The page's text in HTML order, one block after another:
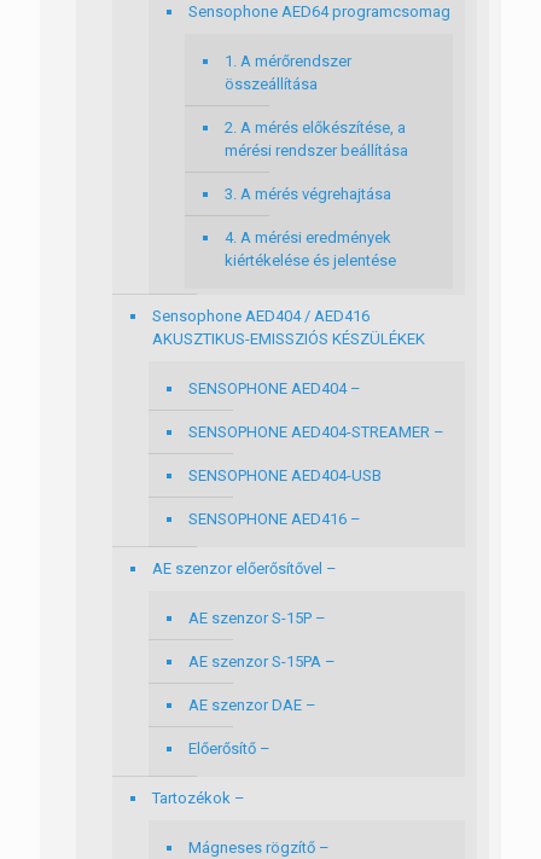
Sensophone AED64 programcsomag
1. A mérőrendszer
összeállítása
2. A mérés előkészítése, a
mérési rendszer beállítása
3. A mérés végrehajtása
4. A mérési eredmények
kiértékelése és jelentése
Sensophone AED404 / AED416
AKUSZTIKUS-EMISSZIÓS KÉSZÜLÉKEK
SENSOPHONE AED404 –
SENSOPHONE AED404-STREAMER –
SENSOPHONE AED404-USB
SENSOPHONE AED416 –
AE szenzor előerősítővel –
AE szenzor S-15P –
AE szenzor S-15PA –
AE szenzor DAE –
Előerősítő –
Tartozékok –
Mágneses rögzítő –